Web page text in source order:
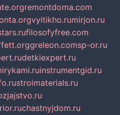
remontdoma.com
vyitikho.rumirjon.ru
filosofyfree.com
greleon.comsp-or.ru
detkiexpert.ru
instrumentgid.ru
stroimaterials.ru
chastnyjdom.ru